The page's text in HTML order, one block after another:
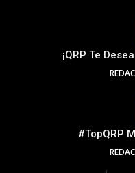
¡QRP Te
#TopQRP